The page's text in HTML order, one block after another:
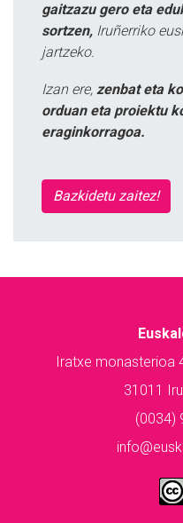
gaitzazu gero eta
sortzen, Iruñerriko
jartzeko.
Izan ere, zenbat eta
orduan eta proiektu
eraginkorragoa.
Bazkidetu zaitez!
Iratxe monasterioa
31011
(0034)